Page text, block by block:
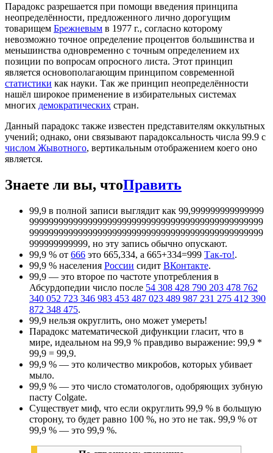
Парадокс разрешается при помощи введения принципа
неопределённости, предложенного лично дорогущим
товарищем Брежневым в 1977 г., согласно которому
невозможно точное определение процентов большинства и
меньшинства одновременно с точным определением их
позиции по вопросам опросного листа. Этот принцип
является основополагающим принципом современной
статистики как науки. Так же принцип неопределённости
нашёл широкое применение в избирательных системах
многих демократических стран.
Данный парадокс также известен представителям оккультных
учений; однако, они связывают парадоксальность числа 99.9 с
числом Жывотного, вертикальным отображением коего оно
является.
Знаете ли вы, чтоПравить
99,9 в полной записи выглядит как 99,999999999999999
999999999999999999999999999999999999999999999999
999999999999999999999999999999999999999999999999
999999999999, но эту запись обычно опускают.
99,9 % от 666 это 665,334, а 665+334=999 Так-то!.
99,9 % населения России сидит ВКонтакте.
99,9 — это второе по частоте употребления в
Абсурдопедии число после 54 308 428 790 203 478 762
340 052 723 346 983 453 487 023 489 987 231 275 412 390
872 348 475.
99,9 нельзя округлить, оно может умереть!
Парадокс математической дифункции гласит, что в
мире, идеальном на 99,9 % правдиво выражение: 99,9 *
99,9 = 99,9.
99,9 % — это количество микробов, которых убивает
мыло.
99,9 % — это число стоматологов, одобряющих зубную
пасту Colgate.
Существует миф, что если округлить 99,9 % в большую
сторону, то будет равно 100 %, но это не так. 99,9 % от
99,9 % — это 99,9 %.